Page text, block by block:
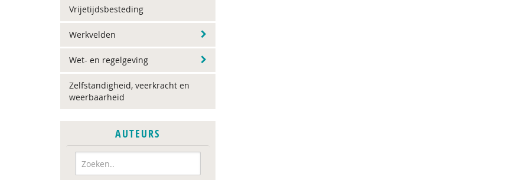
Vrijetijdsbesteding
Werkvelden
Wet- en regelgeving
Zelfstandigheid, veerkracht en
weerbaarheid
AUTEURS